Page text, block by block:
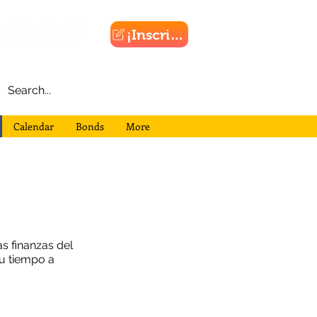
¡Inscribirse!
Calendar Bonds More
finanzas del
tiempo a